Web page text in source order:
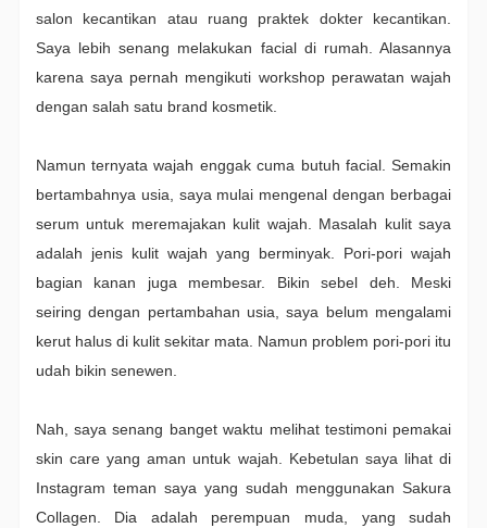
salon kecantikan atau ruang praktek dokter kecantikan.
Saya lebih senang melakukan facial di rumah. Alasannya
karena saya pernah mengikuti workshop perawatan wajah
dengan salah satu brand kosmetik.
Namun ternyata wajah enggak cuma butuh facial. Semakin
bertambahnya usia, saya mulai mengenal dengan berbagai
serum untuk meremajakan kulit wajah. Masalah kulit saya
adalah jenis kulit wajah yang berminyak. Pori-pori wajah
bagian kanan juga membesar. Bikin sebel deh. Meski
seiring dengan pertambahan usia, saya belum mengalami
kerut halus di kulit sekitar mata. Namun problem pori-pori itu
udah bikin senewen.
Nah, saya senang banget waktu melihat testimoni pemakai
skin care yang aman untuk wajah. Kebetulan saya lihat di
Instagram teman saya yang sudah menggunakan Sakura
Collagen. Dia adalah perempuan muda, yang sudah